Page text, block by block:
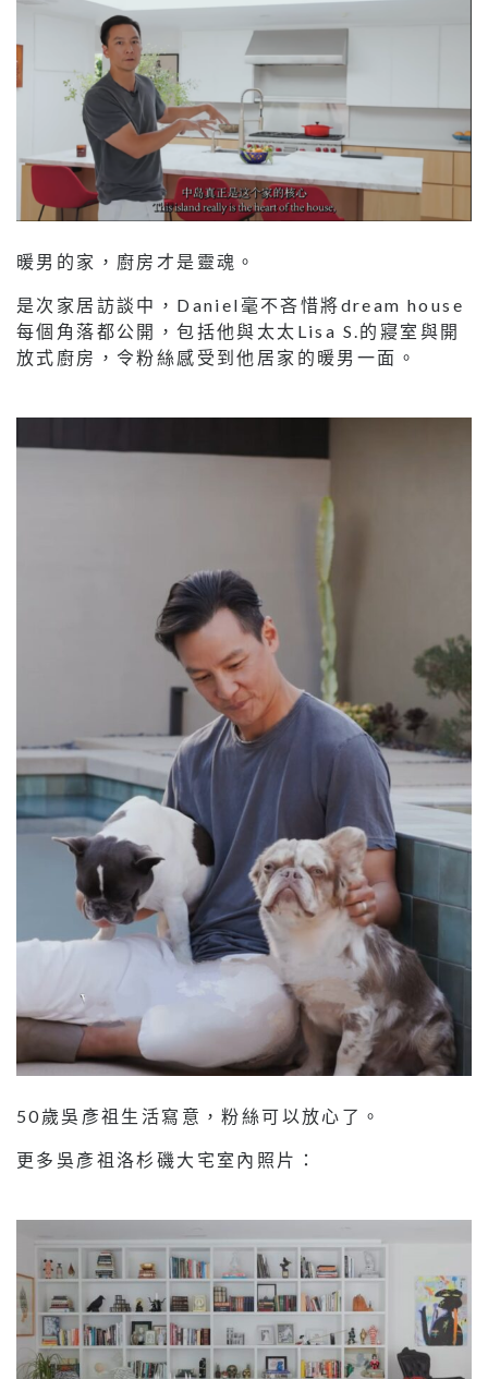
暖男的家，廚房才是靈魂。
是次家居訪談中，Daniel毫不吝惜將dream house
每個角落都公開，包括他與太太Lisa S.的寢室與開
放式廚房，令粉絲感受到他居家的暖男一面。
50歲吳彥祖生活寫意，粉絲可以放心了。
更多吳彥祖洛杉磯大宅室內照片：